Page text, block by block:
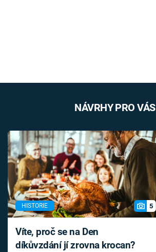
NÁVRHY PRO VÁS
HISTORIE 5
Víte, proč se na Den
díkůvzdání jí zrovna krocan?